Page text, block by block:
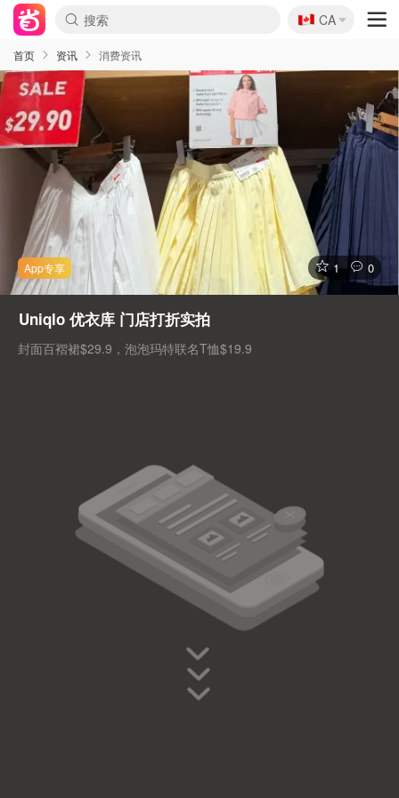
🇨🇦
CA
首页 资讯 消费资讯
1 0
Uniqlo 优衣库 门店打折实拍
封面百褶裙$29.9，泡泡玛特联名T恤$19.9